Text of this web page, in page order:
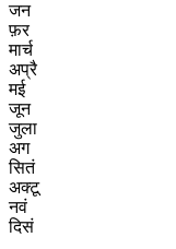
जन
फ़र
मार्च
अप्रै
मई
जून
जुला
अग
सितं
अक्टू
नवं
दिसं